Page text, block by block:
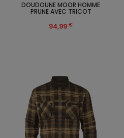
DOUDOUNE MOOR HOMME
PRUNE AVEC TRICOT
94,99 €